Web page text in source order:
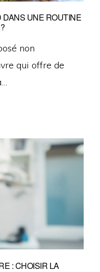
UNE ROUTINE
non
qui offre de
: CHOISIR LA